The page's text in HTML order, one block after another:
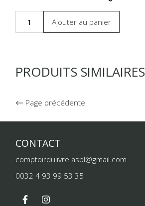
Ajouter au panier
PRODUITS SIMILAIRES
Page précédente
CONTACT
comptoirdulivre.asbl@gmail.com
0032 4 93 99 53 35